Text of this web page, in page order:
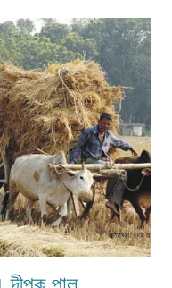
করে। সেই মাছটি জালে ধরা পড়ে
কাটতে গিয়ে সম্বরের পত্নী
পান। তার কোনো সন্তান ছিল ...